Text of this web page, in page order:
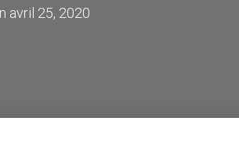
avril 25, 2020